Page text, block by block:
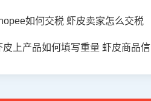
如何交税 虾皮卖家怎么交税
上产品如何填写重量 虾皮商品信息该如何写